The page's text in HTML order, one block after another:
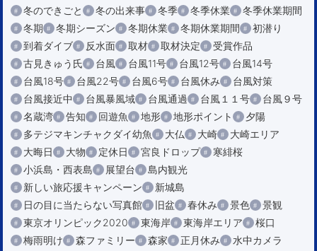
冬のできごと
冬の出来事 冬季 冬季休業
冬季休業期間
冬期
冬期シーズン 冬期休業 冬期休業期間
初潜り
到着ダイブ
反水面 取材 取材決定
受賞作品
古見きゅう氏
台風 台風11号 台風12号
台風14号
台風18号
台風22号 台風6号 台風休み
台風対策
台風接近中
台風暴風域 台風通過 台風１１号
台風９号
名蔵湾
告知 回遊魚 地形 地形ポイント
夕陽
多テジマキンチャクダイ幼魚
大仏 大崎
大崎エリア
大晦日
大物 定休日 宮良ドロップ
寒緋桜
小浜島・西表島
展望台
島内観光
新しい旅応援キャンペーン
新城島
日の目に当たらない写真館
旧盆 春休み 景色
景観
東京オリンピック2020
東海岸 東海岸エリア
桜口
梅雨明け
森ファミリー 森家 正月休み
水中カメラ